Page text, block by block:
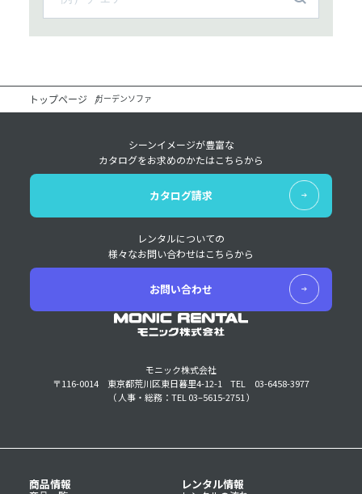
トップページ ガーデンソファ
モニック株式会社
〒116-0014 東京都荒川区東日暮里4-12-1
TEL 03-6458-3977
（ 人事・総務：TEL 03–5615-2751 ）
シーンイメージが豊富な
カタログをお求めのかたはこちらから
カタログ請求
レンタルについての
様々なお問い合わせはこちらから
お問い合わせ
商品情報 レンタル情報